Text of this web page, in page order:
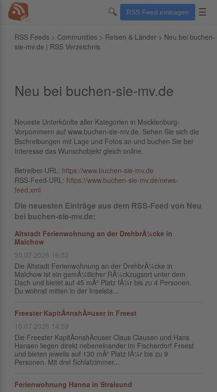
🔍 RSS Feed eintragen ☰
RSS Feeds > Communities > Reisen & Länder > Neu bei buchen-
sie-mv.de | RSS Verzeichnis
Neu bei buchen-sie-mv.de
Neueste Unterkünfte aller Kategorien in Mecklenburg-
Vorpommern auf www.buchen-sie-mv.de. Sehen Sie sich die
Bschreibungen mit Lage und Fotos an und buchen Sie bei
Interesse das Wunschobjekt gleich online.
Betreiber-URL: https://www.buchen-sie-mv.de
RSS-Feed-URL: https://www.buchen-sie-mv.de/news-
feed.xml
Die neuesten Einträge aus dem RSS-Feed von Neu
bei buchen-sie-mv.de:
Altstadt Ferienwohnung an der DrehbrÃ¼cke in
Malchow
30.07.2026 16:52
Die Altstadt Ferienwohnung an der DrehbrÃ¼cke in
Malchow ist ein gemÃ¼tlicher RÃ¼ckzugsort unter dem
Dach und bietet auf 45 mÂ² Platz fÃ¼r bis zu 4 Personen.
Du wohnst mitten in der Inselsta...
Freester KapitÃ¤nshÃ¤user in Freest
10.07.2026 14:59
Die Freester KapitÃ¤nshÃ¤user Claus Clausen und Hans
Hansen liegen direkt nebeneinander im Fischerdorf Freest
und bieten jeweils auf 130 mÂ² Platz fÃ¼r bis zu 9
Personen. Mit drei Schlafzimmer...
Ferienwohnung Hanna in Stralsund